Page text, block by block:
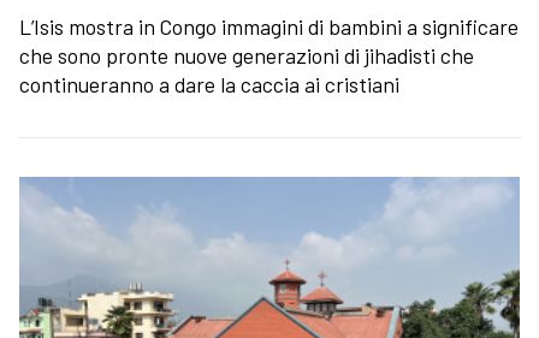
L’Isis mostra in Congo immagini di bambini a significare
che sono pronte nuove generazioni di jihadisti che
continueranno a dare la caccia ai cristiani